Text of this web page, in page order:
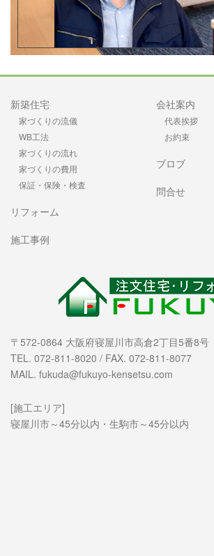
新築住宅
家づくりの流儀
WB工法
家づくりの流れ
家づくりの費用
保証・保険・検査
リフォーム
施工事例
会社案内
代表挨拶
お約束
ブロブ
問合せ
〒572-0864 大阪府寝屋川市高倉2丁目5番8号
TEL. 072-811-8020 / FAX. 072-811-8077
MAIL. fukuda@fukuyo-kensetsu.com
[施工エリア]
寝屋川市～45分以内・生駒市～45分以内